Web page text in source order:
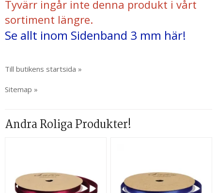
Tyvärr ingår inte denna produkt i vårt
sortiment längre.
Se allt inom Sidenband 3 mm här!
Till butikens startsida »
Sitemap »
Andra Roliga Produkter!